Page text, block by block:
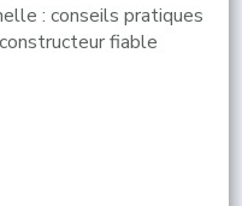
: conseils pratiques
fiable